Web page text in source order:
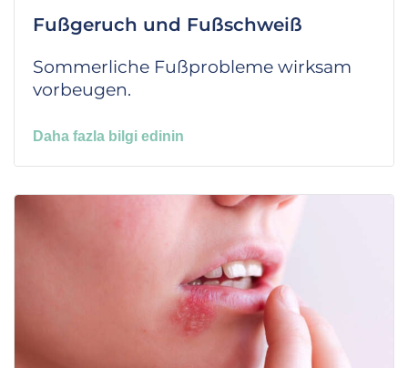
Fußgeruch und Fußschweiß
Sommerliche Fußprobleme wirksam
vorbeugen.
Daha fazla bilgi edinin